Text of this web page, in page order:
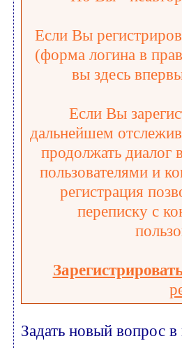
Если Вы
(форма логина в
вы здесь
Если Вы
дальнейшем
продолжать диалог
пользователями и
регистрация
переписку с
Задать новый вопрос